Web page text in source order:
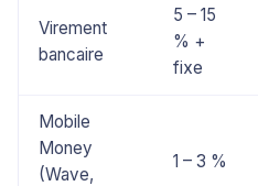
Virement
bancaire
5 – 15
% +
fixe
Mobile
Money
(Wave,
1 – 3 %